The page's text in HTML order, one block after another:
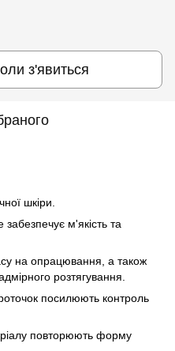
з'явиться
шкіри.
м'якість та
на опрацювання, а також
розтягування.
посилюють контроль
повторюють форму